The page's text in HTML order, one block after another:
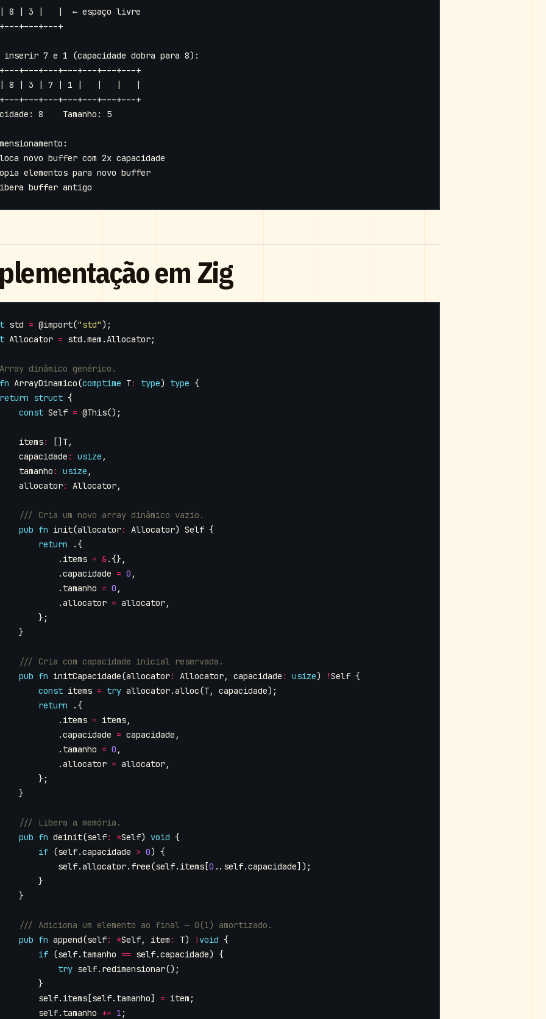
em Zig
std = @import("std");
Allocator = std .mem .Allocator;
fn ArrayDinamico(comptime T: type) type {
return struct {
const Self = @This();
items: [] T,
capacidade : usize ,
tamanho : usize ,
allocator: Allocator,
pub fn init(allocator: Allocator) Self {
return
.{
. items = &.{},
.capacidade = 0 ,
. tamanho = 0 ,
.allocator = allocator,
};
}
pub fn initCapacidade(allocator: Allocator, capacidade : usize) !Self {
const items = try allocator.alloc(T, capacidade);
return
.{
. items = items,
.capacidade = capacidade ,
. tamanho = 0 ,
.allocator = allocator,
};
}
pub fn deinit(self: *Self) void {
if (self.capacidade > 0) {
self.allocator. free(self. items [0 .. self.capacidade]);
}
}
pub fn append(self: *Self, item : T) ! void {
if (self. tamanho == self.capacidade) {
try self. redimensionar();
}
self. items [self. tamanho] = item ;
self. tamanho += 1 ;